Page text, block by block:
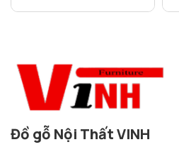
Đồ gỗ Nội Thất VINH